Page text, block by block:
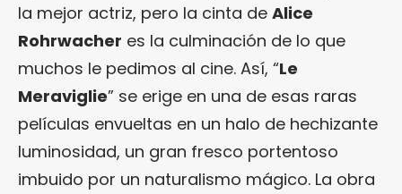
la mejor actriz, pero la cinta de Alice
Rohrwacher es la culminación de lo que
muchos le pedimos al cine. Así, “Le
Meraviglie” se erige en una de esas raras
películas envueltas en un halo de hechizante
luminosidad, un gran fresco portentoso
imbuido por un naturalismo mágico. La obra